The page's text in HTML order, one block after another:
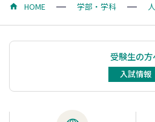
HOME 学部・学科
受験生の方
入試情報